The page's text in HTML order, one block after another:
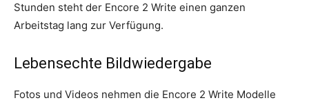
Stunden steht der Encore 2 Write einen ganzen
Arbeitstag lang zur Verfügung.
Lebensechte Bildwiedergabe
Fotos und Videos nehmen die Encore 2 Write Modelle